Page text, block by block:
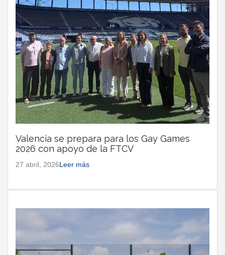
Valencia se prepara para los Gay Games
2026 con apoyo de la FTCV
27 abril, 2026Leer más